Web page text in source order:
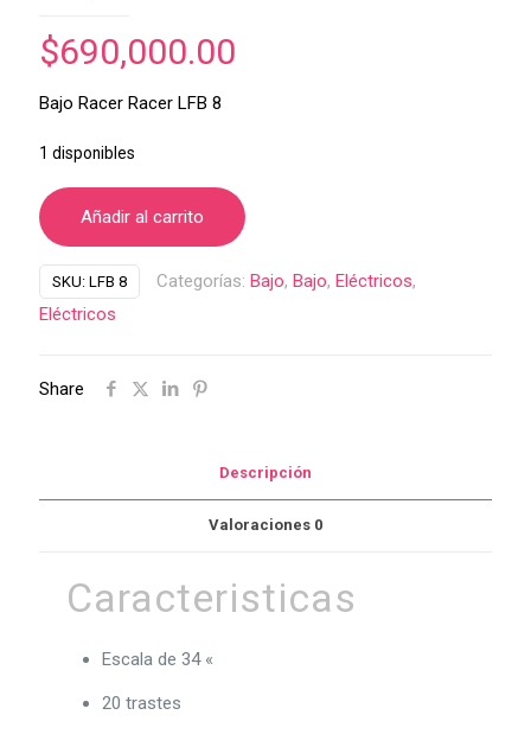
$690,000.00
Bajo Racer Racer LFB 8
1 disponibles
Añadir al carrito
SKU: LFB 8 Categorías: Bajo, Bajo, Eléctricos,
Eléctricos
Share
Descripción
Valoraciones 0
Caracteristicas
Escala de 34 «
20 trastes